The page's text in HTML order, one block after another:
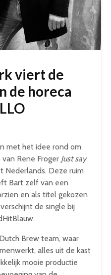
viert de
de horeca
met het idee rond om
Rene Froger Just say
Deze ruim
Bart zelf van een
en als titel gekozen
de single bij
Brew team, waar
alles uit de kast
mooie productie